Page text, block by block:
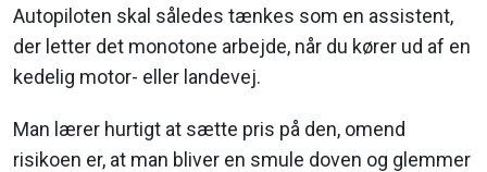
Autopiloten skal således tænkes som en assistent,
der letter det monotone arbejde, når du kører ud af en
kedelig motor- eller landevej.
Man lærer hurtigt at sætte pris på den, omend
risikoen er, at man bliver en smule doven og glemmer